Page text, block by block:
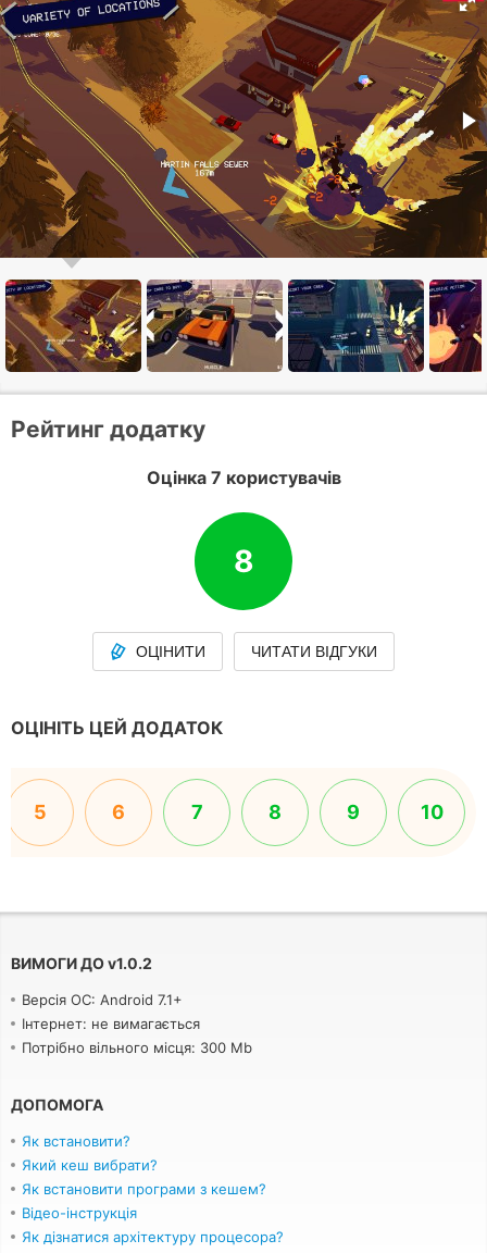
Рейтинг додатку
Оцінка 7 користувачів
8
ОЦІНИТИ ЧИТАТИ ВІДГУКИ
ОЦІНІТЬ ЦЕЙ ДОДАТОК
5 6 7 8 9 10
ВИМОГИ ДОv1.0.2
Версія ОС: Android 7.1+
Інтернет: не вимагається
Потрібно вільного місця: 300 Mb
ДОПОМОГА
Як встановити?
Який кеш вибрати?
Як встановити програми з кешем?
Відео-інструкція
Як дізнатися архітектуру процесора?